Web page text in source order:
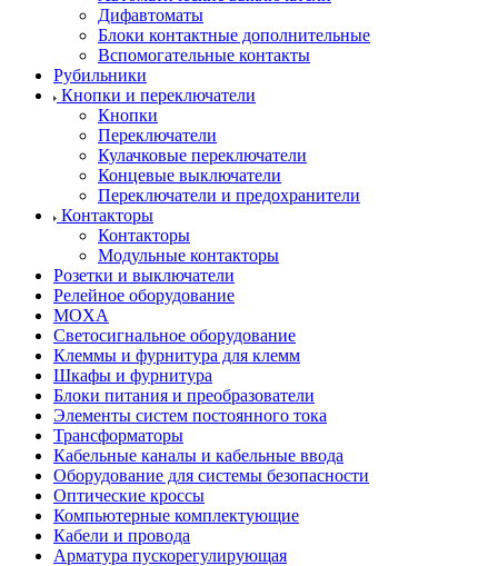
Дифавтоматы
Блоки контактные дополнительные
Вспомогательные контакты
Рубильники
Кнопки и переключатели
Кнопки
Переключатели
Кулачковые переключатели
Концевые выключатели
Переключатели и предохранители
Контакторы
Контакторы
Модульные контакторы
Розетки и выключатели
Релейное оборудование
MOXA
Светосигнальное оборудование
Клеммы и фурнитура для клемм
Шкафы и фурнитура
Блоки питания и преобразователи
Элементы систем постоянного тока
Трансформаторы
Кабельные каналы и кабельные ввода
Оборудование для системы безопасности
Оптические кроссы
Компьютерные комплектующие
Кабели и провода
Арматура пускорегулирующая